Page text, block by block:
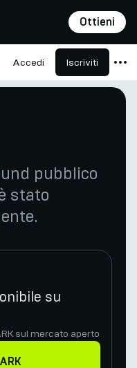
Ottieni
Accedi Iscriviti
pubblico
stato
su
sul mercato aperto